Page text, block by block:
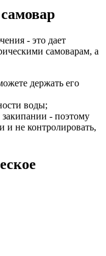
- это дает
самоварам, а
держать его
воды;
закипании - поэтому
и не контролировать,